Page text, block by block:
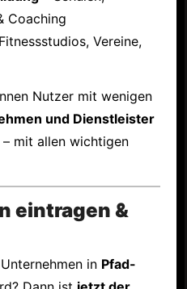
Coaching
Vereine,
Nutzer mit wenigen
und Dienstleister
– mit allen wichtigen
eintragen &
in Pfad-